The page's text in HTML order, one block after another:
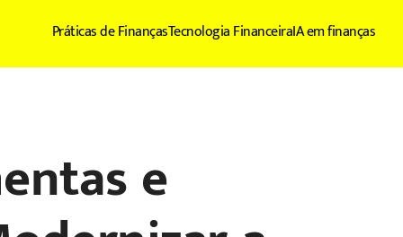
Práticas de FinançasTecnologia FinanceiraIA em finanças
e